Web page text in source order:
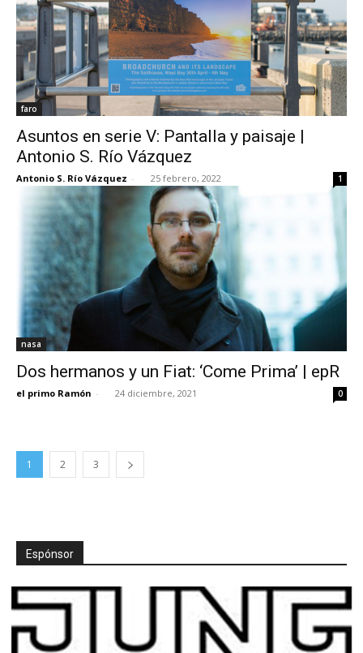
faro
Asuntos en serie V: Pantalla y paisaje |
Antonio S. Río Vázquez
Antonio S. Río Vázquez - 25 febrero, 2022 1
nasa
Dos hermanos y un Fiat: ‘Come Prima’ | epR
el primo Ramón - 24 diciembre, 2021 0
1 2 3
Espónsor